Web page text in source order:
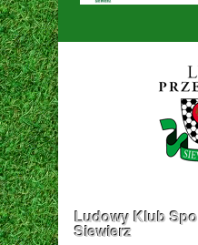
Ludowy Klub
Siewierz